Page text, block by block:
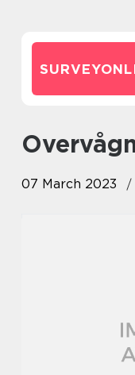
07 March 2023